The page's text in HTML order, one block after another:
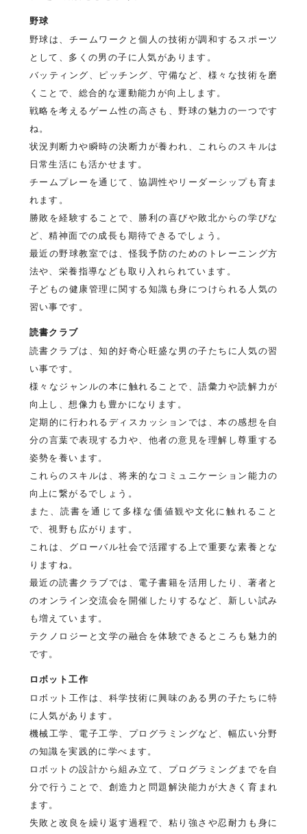
野球
野球は、チームワークと個人の技術が調和するスポーツ
として、多くの男の子に人気があります。
バッティング、ピッチング、守備など、様々な技術を磨
くことで、総合的な運動能力が向上します。
戦略を考えるゲーム性の高さも、野球の魅力の一つです
ね。
状況判断力や瞬時の決断力が養われ、これらのスキルは
日常生活にも活かせます。
チームプレーを通じて、協調性やリーダーシップも育ま
れます。
勝敗を経験することで、勝利の喜びや敗北からの学びな
ど、精神面での成長も期待できるでしょう。
最近の野球教室では、怪我予防のためのトレーニング方
法や、栄養指導なども取り入れられています。
子どもの健康管理に関する知識も身につけられる人気の
習い事です。
読書クラブ
読書クラブは、知的好奇心旺盛な男の子たちに人気の習
い事です。
様々なジャンルの本に触れることで、語彙力や読解力が
向上し、想像力も豊かになります。
定期的に行われるディスカッションでは、本の感想を自
分の言葉で表現する力や、他者の意見を理解し尊重する
姿勢を養います。
これらのスキルは、将来的なコミュニケーション能力の
向上に繋がるでしょう。
また、読書を通じて多様な価値観や文化に触れること
で、視野も広がります。
これは、グローバル社会で活躍する上で重要な素養とな
りますね。
最近の読書クラブでは、電子書籍を活用したり、著者と
のオンライン交流会を開催したりするなど、新しい試み
も増えています。
テクノロジーと文学の融合を体験できるところも魅力的
です。
ロボット工作
ロボット工作は、科学技術に興味のある男の子たちに特
に人気があります。
機械工学、電子工学、プログラミングなど、幅広い分野
の知識を実践的に学べます。
ロボットの設計から組み立て、プログラミングまでを自
分で行うことで、創造力と問題解決能力が大きく育まれ
ます。
失敗と改良を繰り返す過程で、粘り強さや忍耐力も身に